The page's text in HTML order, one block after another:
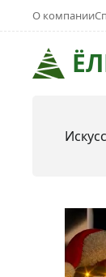
О компании